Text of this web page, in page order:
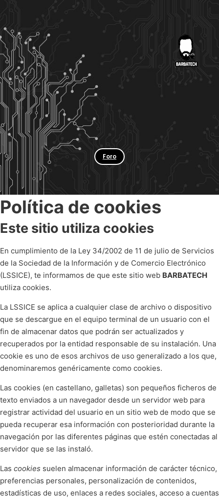
Foro
Política de cookies
Este sitio utiliza cookies
En cumplimiento de la Ley 34/2002 de 11 de julio de Servicios
de la Sociedad de la Información y de Comercio Electrónico
(LSSICE), te informamos de que este sitio web BARBATECH
utiliza cookies.
La LSSICE se aplica a cualquier clase de archivo o dispositivo
que se descargue en el equipo terminal de un usuario con el
fin de almacenar datos que podrán ser actualizados y
recuperados por la entidad responsable de su instalación. Una
cookie es uno de esos archivos de uso generalizado a los que,
denominaremos genéricamente como cookies.
Las cookies (en castellano, galletas) son pequeños ficheros de
texto enviados a un navegador desde un servidor web para
registrar actividad del usuario en un sitio web de modo que se
pueda recuperar esa información con posterioridad durante la
navegación por las diferentes páginas que estén conectadas al
servidor que se las instaló.
Las cookies suelen almacenar información de carácter técnico,
preferencias personales, personalización de contenidos,
estadísticas de uso, enlaces a redes sociales, acceso a cuentas